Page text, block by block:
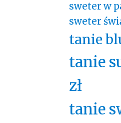
sweter w
sweter
tanie
tanie
zł
tanie